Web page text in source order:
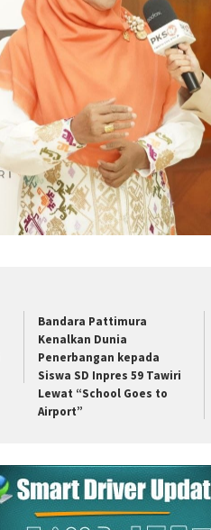
Bandara Pattimura
Kenalkan Dunia
Penerbangan kepada
Siswa SD Inpres 59 Tawiri
Lewat “School Goes to
Airport”